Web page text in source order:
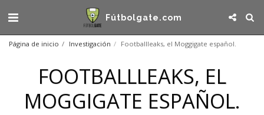
Fútbolgate.com
Página de inicio Investigación Footballleaks, el Moggigate español.
FOOTBALLLEAKS, EL
MOGGIGATE ESPAÑOL.